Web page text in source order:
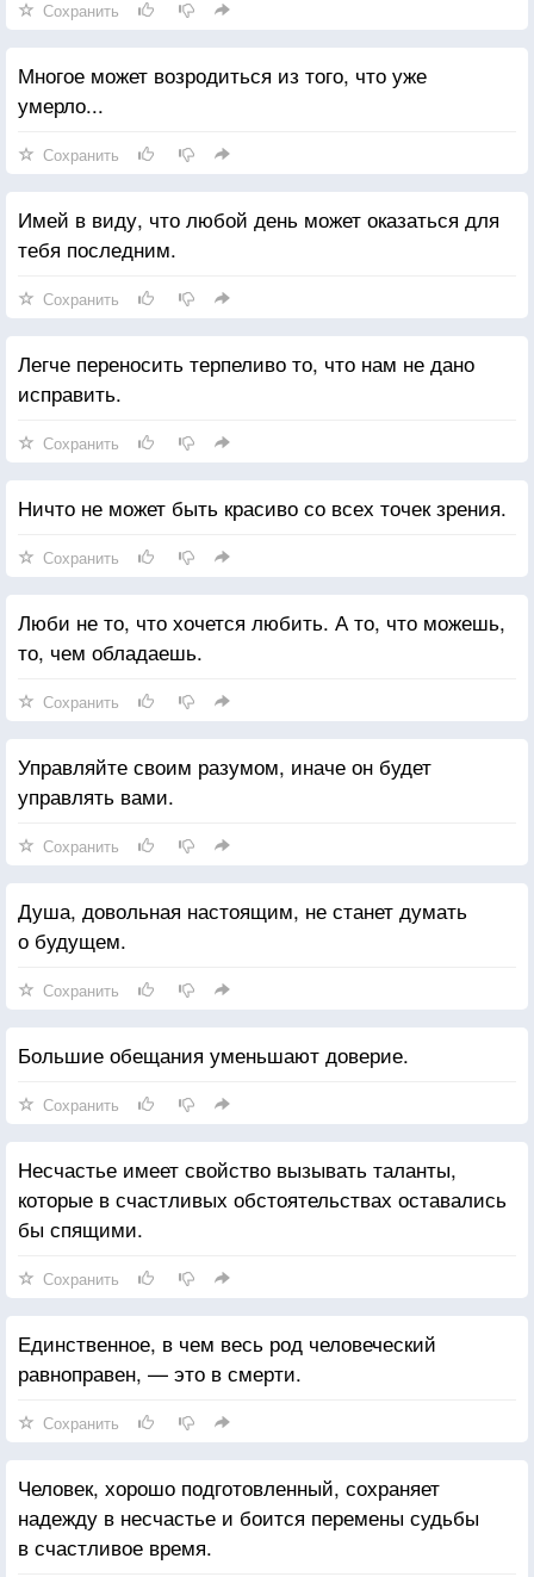
Сохранить
Многое может возродиться из того, что уже
умерло...
Сохранить
Имей в виду, что любой день может оказаться для
тебя последним.
Сохранить
Легче переносить терпеливо то, что нам не дано
исправить.
Сохранить
Ничто не может быть красиво со всех точек зрения.
Сохранить
Люби не то, что хочется любить. А то, что можешь,
то, чем обладаешь.
Сохранить
Управляйте своим разумом, иначе он будет
управлять вами.
Сохранить
Душа, довольная настоящим, не станет думать
о будущем.
Сохранить
Большие обещания уменьшают доверие.
Сохранить
Несчастье имеет свойство вызывать таланты,
которые в счастливых обстоятельствах оставались
бы спящими.
Сохранить
Единственное, в чем весь род человеческий
равноправен, — это в смерти.
Сохранить
Человек, хорошо подготовленный, сохраняет
надежду в несчастье и боится перемены судьбы
в счастливое время.